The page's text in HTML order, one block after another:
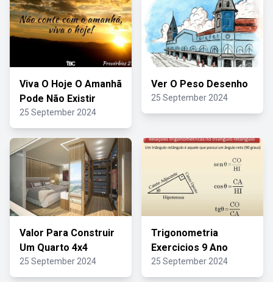
Viva O Hoje O Amanhã
Pode Não Existir
25 September 2024
Ver O Peso Desenho
25 September 2024
Valor Para Construir
Um Quarto 4x4
25 September 2024
Trigonometria
Exercicios 9 Ano
25 September 2024